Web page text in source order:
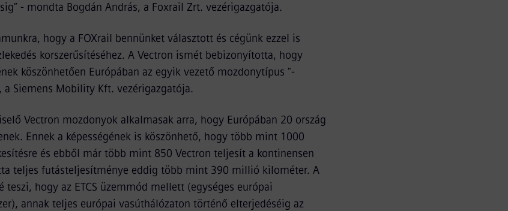
- mondta Bogdán András, a Foxrail Zrt. vezérigazgatója.
hogy a FOXrail bennünket választott és cégünk ezzel is
korszerűsítéséhez. A Vectron ismét bebizonyította, hogy
köszönhetően Európában az egyik vezető mozdonytípus "-
Siemens Mobility Kft. vezérigazgatója.
Vectron mozdonyok alkalmasak arra, hogy Európában 20 ország
Ennek a képességének is köszönhető, hogy több mint 1000
és ebből már több mint 850 Vectron teljesít a kontinensen
teljes futásteljesítménye eddig több mint 390 millió kilométer. A
hogy az ETCS üzemmód mellett (egységes európai
annak teljes európai vasúthálózaton történő elterjedéséig az